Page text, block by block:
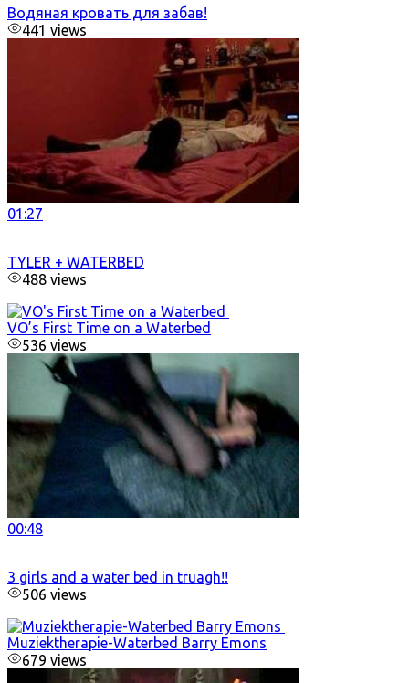
Водяная кровать для забав!
441 views
01:27
TYLER + WATERBED
488 views
VO’s First Time on a Waterbed
536 views
00:48
3 girls and a water bed in truagh!!
506 views
Muziektherapie-Waterbed Barry Emons
679 views